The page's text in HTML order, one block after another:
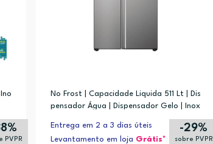
PVPR
No Frost | Capacidade Liquida 511 Lt | Dis
pensador Água | Dispensador Gelo | Inox
Entrega em 2 a 3 dias úteis
Levantamento em loja Grátis*
-29%
sobre PVPR